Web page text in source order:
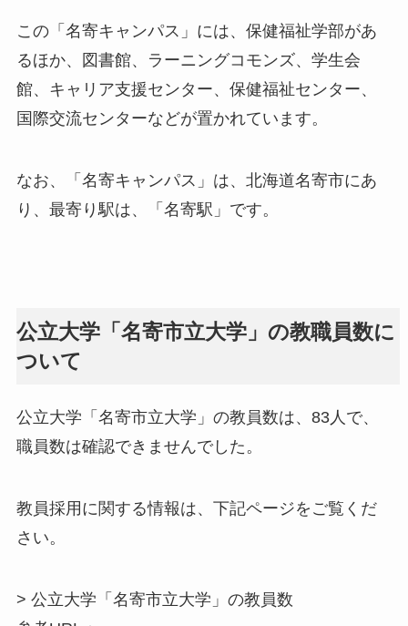
この「名寄キャンパス」には、保健福祉学部があ
るほか、図書館、ラーニングコモンズ、学生会
館、キャリア支援センター、保健福祉センター、
国際交流センターなどが置かれています。
なお、「名寄キャンパス」は、北海道名寄市にあ
り、最寄り駅は、「名寄駅」です。
公立大学「名寄市立大学」の教職員数に
ついて
公立大学「名寄市立大学」の教員数は、83人で、
職員数は確認できませんでした。
教員採用に関する情報は、下記ページをご覧くだ
さい。
> 公立大学「名寄市立大学」の教員数